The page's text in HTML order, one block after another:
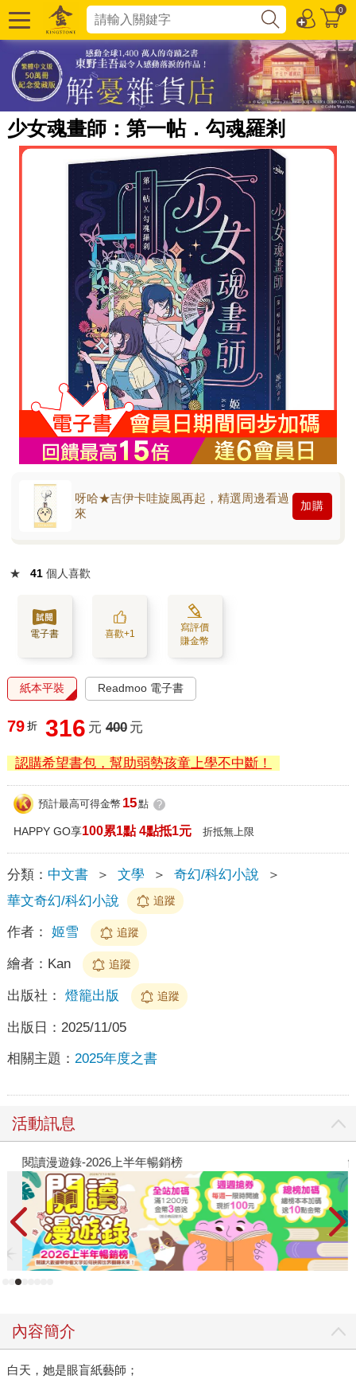
0
少女魂畫師：第一帖．勾魂羅剎
呀哈★吉伊卡哇旋風再起，精選周邊看過
來
加購
★ 41 個人喜歡
電子書 喜歡+1
寫評價
賺金幣
紙本平裝 Readmoo 電子書
79 折 316 元 400 元
認購希望書包，幫助弱勢孩童上學不中斷！
預計最高可得金幣 15點 ?
HAPPY GO享100累1點 4點抵1元 折抵無上限
分類： 中文書 ＞ 文學 ＞ 奇幻/科幻小說
＞
華文奇幻/科幻小說
追蹤
作者： 姬雪 追蹤
繪者： Kan 追蹤
出版社： 燈籠出版 追蹤
出版日： 2025/11/05
相關主題： 2025年度之書
活動訊息
閱讀漫遊錄-2026上半年暢銷榜
內容簡介
白天，她是眼盲紙藝師；